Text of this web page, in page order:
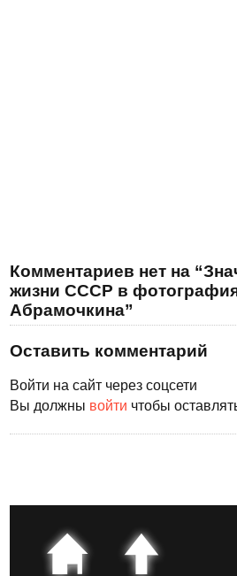
Комментариев нет на
жизни СССР в
Абрамочкина”
Оставить комментарий
Войти на сайт через соцсети
Вы должны войти чтобы